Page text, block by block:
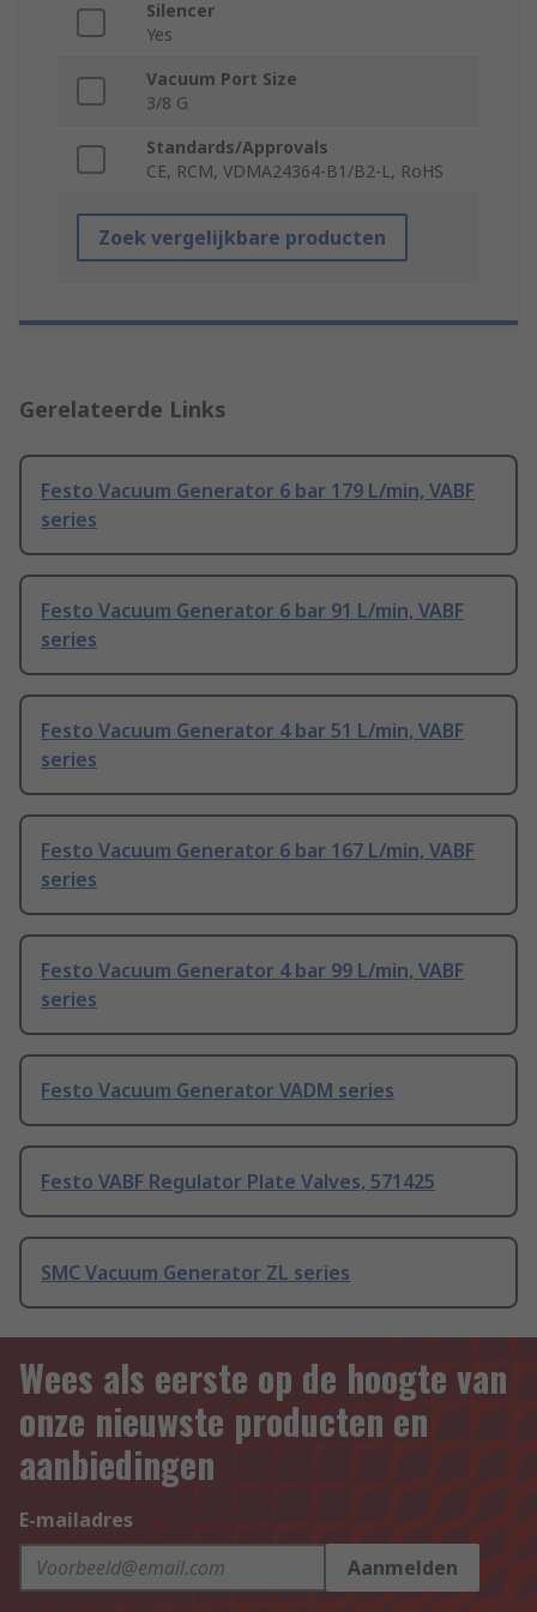
Silencer
Yes
Vacuum Port Size
3/8 G
Standards/Approvals
CE, RCM, VDMA24364-B1/B2-L, RoHS
Zoek vergelijkbare producten
Gerelateerde Links
Festo Vacuum Generator 6 bar 179 L/min, VABF
series
Festo Vacuum Generator 6 bar 91 L/min, VABF
series
Festo Vacuum Generator 4 bar 51 L/min, VABF
series
Festo Vacuum Generator 6 bar 167 L/min, VABF
series
Festo Vacuum Generator 4 bar 99 L/min, VABF
series
Festo Vacuum Generator VADM series
Festo VABF Regulator Plate Valves, 571425
SMC Vacuum Generator ZL series
Wees als eerste op de hoogte van
onze nieuwste producten en
aanbiedingen
E-mailadres
Aanmelden